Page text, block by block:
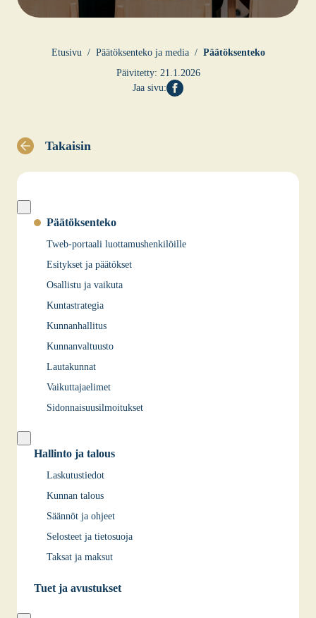
Etusi­vu Pää­tök­sen­te­ko ja media
Pää­tök­sen­te­ko
Päivitetty: 21.1.2026
Jaa sivu:
Takaisin
Päätöksenteko
Tweb-portaali luottamushenkilöille
Esitykset ja päätökset
Osallistu ja vaikuta
Kuntastrategia
Kunnanhallitus
Kunnanvaltuusto
Lautakunnat
Vaikuttajaelimet
Sidonnaisuusilmoitukset
Hallinto ja talous
Laskutustiedot
Kunnan talous
Säännöt ja ohjeet
Selosteet ja tietosuoja
Taksat ja maksut
Tuet ja avustukset